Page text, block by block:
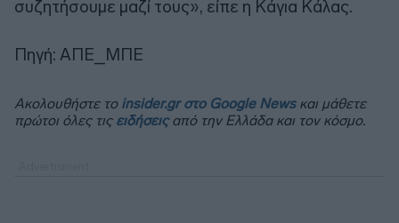
συζητήσουμε μαζί τους», είπε η Κάγια Κάλας.
Πηγή: ΑΠΕ_ΜΠΕ
Ακολουθήστε το insider.gr στο Google Newsκαι μάθετε
πρώτοι όλες τις ειδήσειςαπό την Ελλάδα και τον κόσμο.